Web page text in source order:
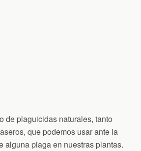
de plaguicidas naturales, tanto
que podemos usar ante la
alguna plaga en nuestras plantas.